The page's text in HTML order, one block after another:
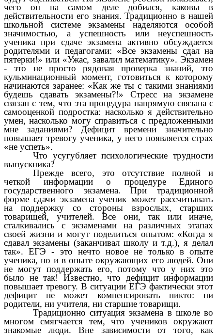
чего он на самом деле добился, каковы в
действительности его знания. Традиционно в нашей
школьной системе экзамены наделяются особой
значимостью, а успешность или неуспешность
ученика при сдаче экзамена активно обсуждается
родителями и педагогами: «Все экзамены сдал на
пятерки!» или «Ужас, завалил математику». Экзамен
- это не просто рядовая проверка знаний, это
кульминационный момент, готовиться к которому
начинаются заранее: «Как же ты с такими знаниями
будешь сдавать экзамены?!» Стресс на экзамене
связан с тем, что эта процедура напрямую связана с
самооценкой подростка: насколько я действительно
умен, насколько могу справиться с предложенными
мне заданиями? Дефицит времени значительно
повышает тревогу ученика, у него появляется страх
«не успеть».
Что усугубляет психологические трудности
выпускника?
Прежде всего, это отсутствие полной и
четкой информации о процедуре Единого
государственного экзамена. При традиционной
форме сдачи экзамена ученик может рассчитывать
на поддержку со стороны взрослых, старших
товарищей, учителей. Все они, так или иначе,
сталкивались с экзаменами на различных этапах
своей жизни и могут поделиться опытом: «Когда я
сдавал экзамены (заканчивал школу и т.д.), я делал
так». ЕГЭ - это нечто новое не только в опыте
ученика, но и в опыте окружающих его людей. Они
не могут поддержать его, потому что у них это
было не так! Известно, что дефицит информации
повышает тревогу. В ситуации ЕГЭ фактически этот
дефицит не может компенсировать никто: ни
родители, ни учителя, ни старшие товарищи.
Традиционно ситуация экзамена в школе во
многом смягчается тем, что учеников окружают
знакомые люди. Вне зависимости от того, как